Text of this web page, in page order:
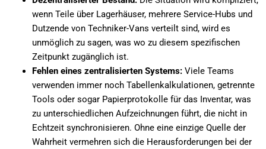
wenn Teile über Lagerhäuser, mehrere Service-Hubs und
Dutzende von Techniker-Vans verteilt sind, wird es
unmöglich zu sagen, was wo zu diesem spezifischen
Zeitpunkt zugänglich ist.
Fehlen eines zentralisierten Systems:Viele Teams
verwenden immer noch Tabellenkalkulationen, getrennte
Tools oder sogar Papierprotokolle für das Inventar, was
zu unterschiedlichen Aufzeichnungen führt, die nicht in
Echtzeit synchronisieren. Ohne eine einzige Quelle der
Wahrheit vermehren sich die Herausforderungen bei der